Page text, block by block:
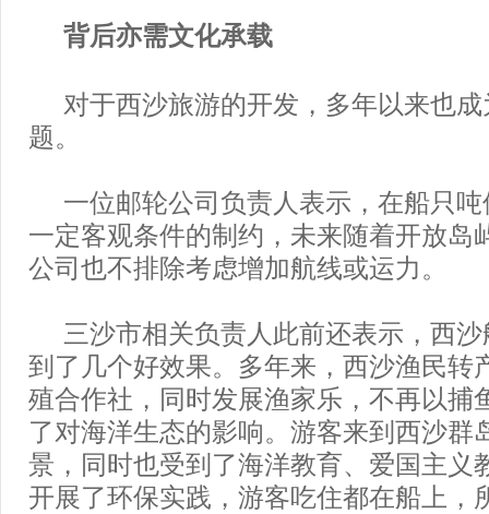
背后亦需文化承载
对于西沙旅游的开发，多年以来也
题。
一位邮轮公司负责人表示，在船只
一定客观条件的制约，未来随着开放岛
公司也不排除考虑增加航线或运力。
三沙市相关负责人此前还表示，西
到了几个好效果。多年来，西沙渔民转
殖合作社，同时发展渔家乐，不再以捕
了对海洋生态的影响。游客来到西沙群
景，同时也受到了海洋教育、爱国主义
开展了环保实践，游客吃住都在船上，